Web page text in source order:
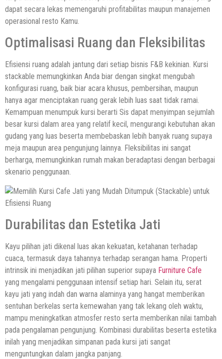
dapat secara lekas memengaruhi profitabilitas maupun manajemen
operasional resto Kamu.
Optimalisasi Ruang dan Fleksibilitas
Efisiensi ruang adalah jantung dari setiap bisnis F&B kekinian. Kursi
stackable memungkinkan Anda biar dengan singkat mengubah
konfigurasi ruang, baik biar acara khusus, pembersihan, maupun
hanya agar menciptakan ruang gerak lebih luas saat tidak ramai.
Kemampuan menumpuk kursi berarti Sis dapat menyimpan sejumlah
besar kursi dalam area yang relatif kecil, mengurangi kebutuhan akan
gudang yang luas beserta membebaskan lebih banyak ruang supaya
meja maupun area pengunjung lainnya. Fleksibilitas ini sangat
berharga, memungkinkan rumah makan beradaptasi dengan berbagai
skenario penggunaan.
Durabilitas dan Estetika Jati
Kayu pilihan jati dikenal luas akan kekuatan, ketahanan terhadap
cuaca, termasuk daya tahannya terhadap serangan hama. Properti
intrinsik ini menjadikan jati pilihan superior supaya Furniture Cafe
yang mengalami penggunaan intensif setiap hari. Selain itu, serat
kayu jati yang indah dan warna alaminya yang hangat memberikan
sentuhan berkelas serta kemewahan yang tak lekang oleh waktu,
mampu meningkatkan atmosfer resto serta memberikan nilai tambah
pada pengalaman pengunjung. Kombinasi durabilitas beserta estetika
inilah yang menjadikan simpanan pada kursi jati sangat
menguntungkan dalam jangka panjang.